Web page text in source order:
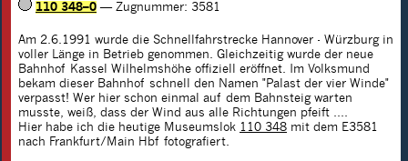
110 348–0 — Zugnummer: 3581
Am 2.6.1991 wurde die Schnellfahrstrecke Hannover - Würzburg in
voller Länge in Betrieb genommen. Gleichzeitig wurde der neue
Bahnhof Kassel Wilhelmshöhe offiziell eröffnet. Im Volksmund
bekam dieser Bahnhof schnell den Namen "Palast der vier Winde"
verpasst! Wer hier schon einmal auf dem Bahnsteig warten
musste, weiß, dass der Wind aus alle Richtungen pfeift ....
Hier habe ich die heutige Museumslok 110 348 mit dem E3581
nach Frankfurt/Main Hbf fotografiert.